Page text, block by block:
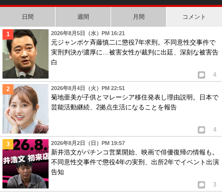
日間 週間 月間 コメント
2026年8月5日（水）PM 16:21
元ジャンポケ斉藤慎二に懲役7年求刑。不同意性交事件で
実刑判決が濃厚に…被害女性が裁判に出廷、深刻な被害告
白
4
2026年8月4日（火）PM 22:51
菊地亜美が子供とマレーシア移住発表し理由説明。日本で
芸能活動継続、2拠点生活になることを報告
4
2026年8月2日（日）PM 19:57
新井浩文がパチンコ営業開始、映画で俳優復帰の情報も。
不同意性交事件で懲役4年の実刑、出所2年でイベント出演
告知
3